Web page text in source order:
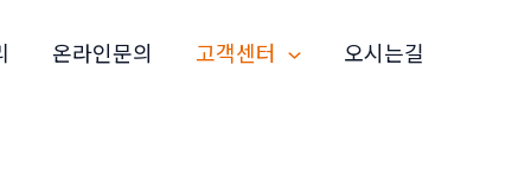
온라인문의 고객센터 오시는길